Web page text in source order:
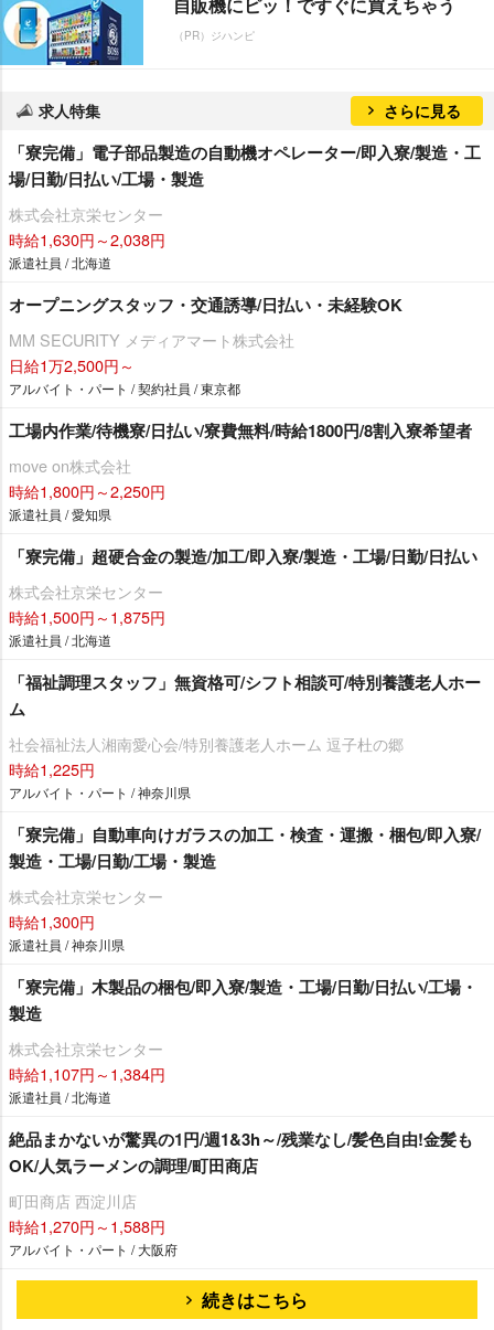
（PR）ジハンピ
求人特集 さらに見る
「寮完備」電子部品製造の自動機オペレーター/即入寮/製造・工
場/日勤/日払い/工場・製造
株式会社京栄センター
時給1,630円～2,038円
派遣社員 / 北海道
オープニングスタッフ・交通誘導/日払い・未経験OK
MM SECURITY メディアマート株式会社
日給1万2,500円～
アルバイト・パート / 契約社員 / 東京都
工場内作業/待機寮/日払い/寮費無料/時給1800円/8割入寮希望者
move on株式会社
時給1,800円～2,250円
派遣社員 / 愛知県
「寮完備」超硬合金の製造/加工/即入寮/製造・工場/日勤/日払い
株式会社京栄センター
時給1,500円～1,875円
派遣社員 / 北海道
「福祉調理スタッフ」無資格可/シフト相談可/特別養護老人ホー
ム
社会福祉法人湘南愛心会/特別養護老人ホーム 逗子杜の郷
時給1,225円
アルバイト・パート / 神奈川県
「寮完備」自動車向けガラスの加工・検査・運搬・梱包/即入寮/
製造・工場/日勤/工場・製造
株式会社京栄センター
時給1,300円
派遣社員 / 神奈川県
「寮完備」木製品の梱包/即入寮/製造・工場/日勤/日払い/工場・
製造
株式会社京栄センター
時給1,107円～1,384円
派遣社員 / 北海道
絶品まかないが驚異の1円/週1&3h～/残業なし/髪色自由!金髪も
OK/人気ラーメンの調理/町田商店
町田商店 西淀川店
時給1,270円～1,588円
アルバイト・パート / 大阪府
続きはこちら